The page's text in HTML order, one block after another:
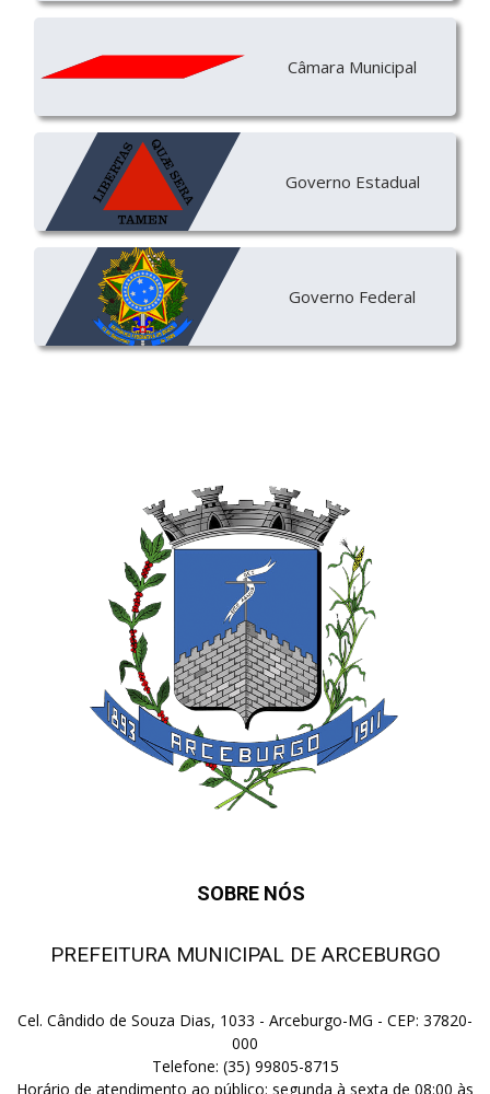
Câmara Municipal
Governo Estadual
Governo Federal
SOBRE NÓS
PREFEITURA MUNICIPAL DE ARCEBURGO
Cel. Cândido de Souza Dias, 1033 - Arceburgo-MG - CEP: 37820-
000
Telefone: (35) 99805-8715
Horário de atendimento ao público: segunda à sexta de 08:00 às